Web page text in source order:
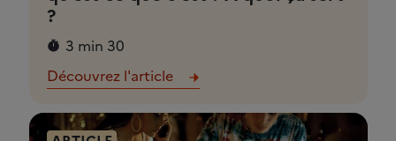
?
3 min 30
Découvrez l'article